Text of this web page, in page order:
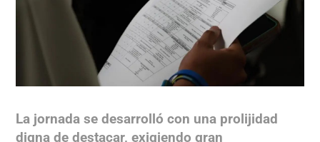
La jornada se desarrolló con una prolijidad
digna de destacar, exigiendo gran